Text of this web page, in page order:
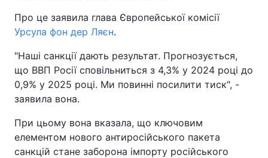
Про це заявила глава Європейської комісії
Урсула фон дер Ляєн.
"Наші санкції дають результат. Прогнозується,
що ВВП Росії сповільниться з 4,3% у 2024 році до
0,9% у 2025 році. Ми повинні посилити тиск", -
заявила вона.
При цьому вона вказала, що ключовим
елементом нового антиросійського пакета
санкцій стане заборона імпорту російського